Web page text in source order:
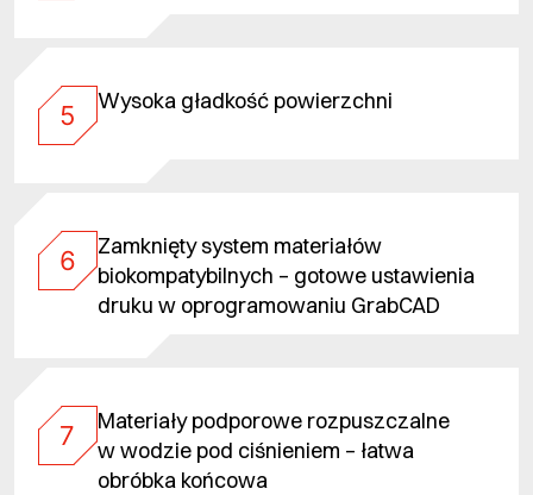
5 Wysoka gładkość powierzchni
6
Zamknięty system materiałów
biokompatybilnych – gotowe ustawienia
druku w oprogramowaniu GrabCAD
7
Materiały podporowe rozpuszczalne
w wodzie pod ciśnieniem – łatwa
obróbka końcowa